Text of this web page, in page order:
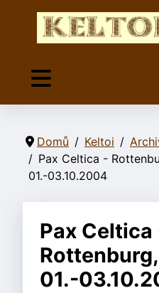
Domů Keltoi
Pax Celtica -
01.-03.10.2004
Pax Celtica
01.-